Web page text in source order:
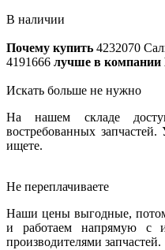
В наличии
Почему купить 4232070
4191666 лучше в компании
Искать больше не нужно
На нашем складе
востребованных
ищете.
Не переплачиваете
Наши цены выгодные,
и работаем напрямую с
производителями запчастей.